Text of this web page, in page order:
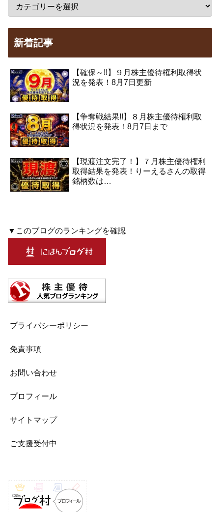
新着記事
【確保～!!】９月株主優待権利取得状
況を発表！8月7日更新
【争奪戦結果!!】８月株主優待権利取
得状況を発表！8月7日まで
【現渡注文完了！】７月株主優待権利
取得結果を発表！りーえるさんの取得
銘柄数は…
▼このブログのランキングを確認
プライバシーポリシー
免責事項
お問い合わせ
プロフィール
サイトマップ
ご支援受付中